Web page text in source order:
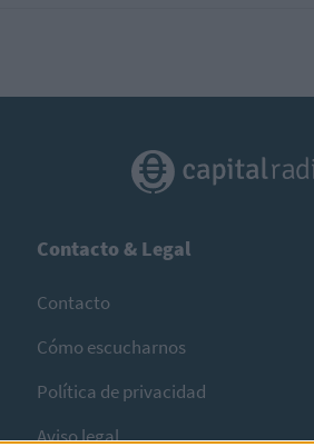
Contacto & Legal
Contacto
Cómo escucharnos
Política de privacidad
Aviso legal